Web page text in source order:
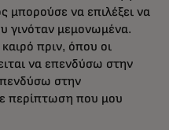
μπορούσε να επιλέξει να
γινόταν μεμονωμένα.
πριν, όπου οι
να επενδύσω στην
στην
περίπτωση που μου